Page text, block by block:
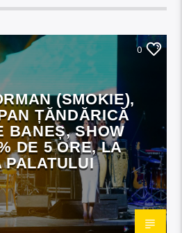
0
(SMOKIE),
ȚĂNDĂRICĂ
BANEȘ, SHOW
DE 5 ORE, LA
PALATULUI